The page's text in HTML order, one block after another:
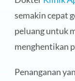
semakin cepat
peluang untuk
menghentikan
Penanganan